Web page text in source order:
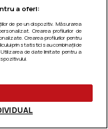
a oferi:
de pe un dispozitiv. Măsurarea
Crearea profilurilor de
Crearea profilurilor pentru
prin statistici sau combinații de
de date limitate pentru a